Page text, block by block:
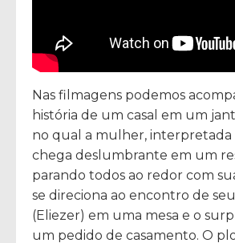
Nas filmagens podemos
história de um casal em um
no qual a mulher, interpretada
chega deslumbrante em um
parando todos ao redor com
se direciona ao encontro de
(Eliezer) em uma mesa e o
um pedido de casamento. O